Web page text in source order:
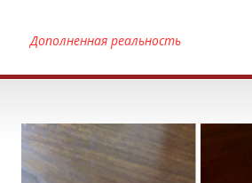
Дополненная реальность